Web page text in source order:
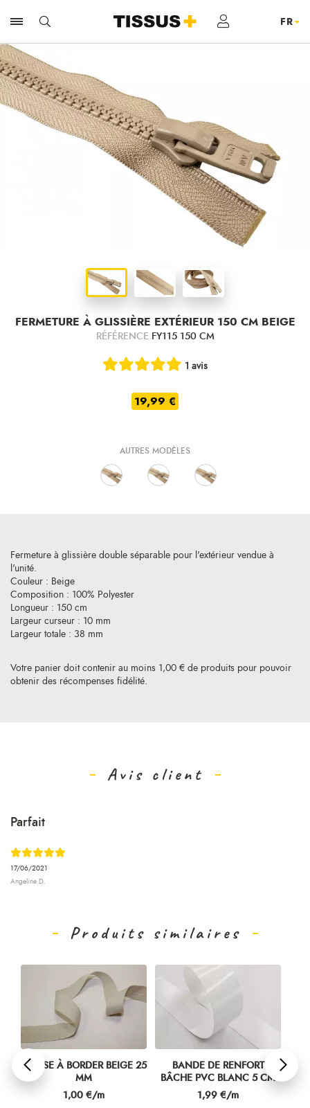
FERMETURE À GLISSIÈRE EXTÉRIEUR 150 CM BEIGE
RÉFÉRENCE FY115 150 CM
1 avis
19,99 €
AUTRES MODÈLES
Votre panier doit contenir au moins 1,00 € de produits pour pouvoir
obtenir des récompenses fidélité.
Fermeture à glissière double séparable pour l'extérieur vendue à
l'unité.
Couleur : Beige
Composition : 100% Polyester
Longueur : 150 cm
Largeur curseur : 10 mm
Largeur totale : 38 mm
Avis client
17/06/2021
Angeline D.
Parfait
Produits similaires
TRESSE À BORDER BEIGE 25
MM
Prix
1,00 €/m
BANDE DE RENFORT
BÂCHE PVC BLANC 5 CM
Prix
1,99 €/m